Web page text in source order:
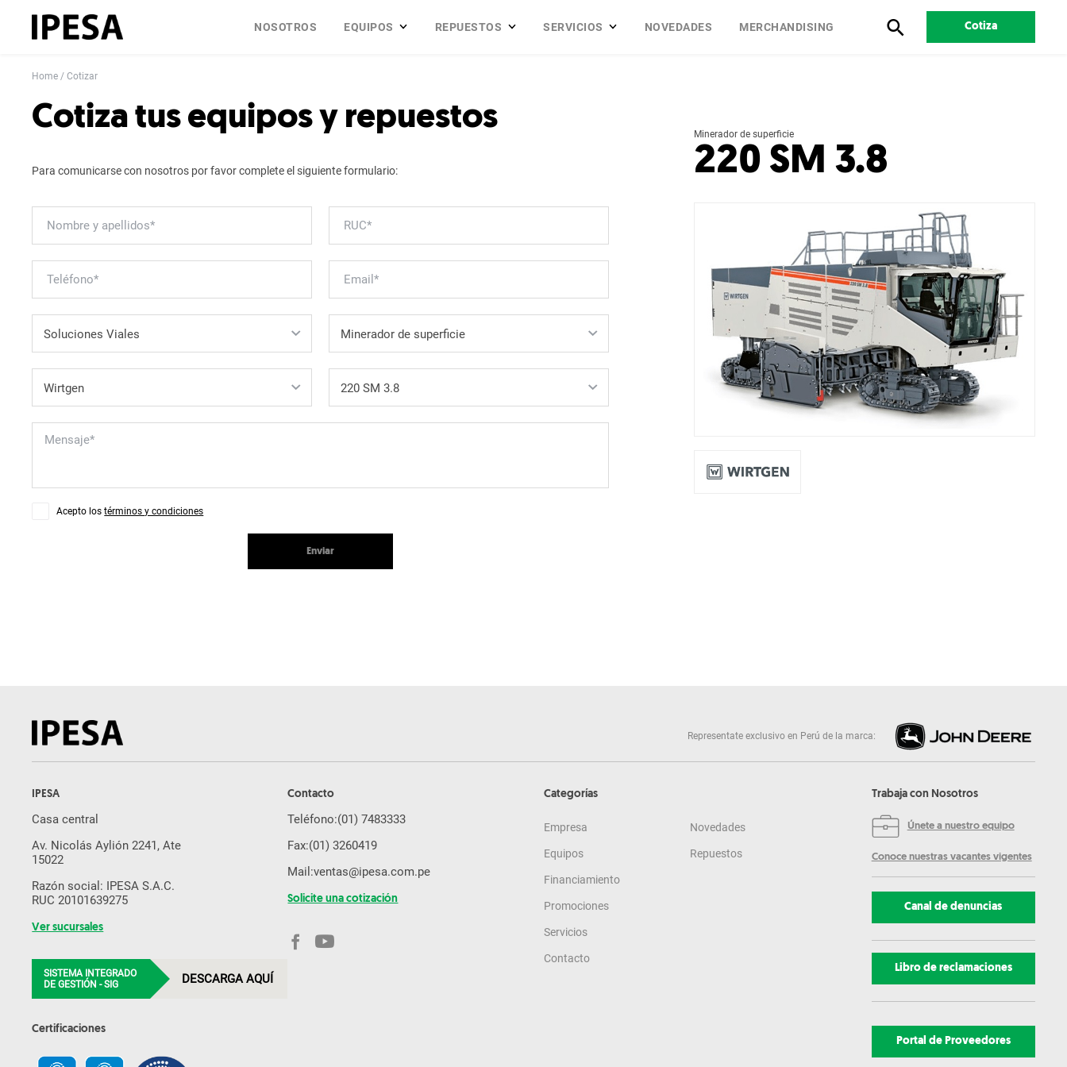
NOSOTROS EQUIPOS REPUESTOS SERVICIOS NOVEDADES MERCHANDISING Cotiza
Home Cotizar
Cotiza tus equipos y repuestos
Para comunicarse con nosotros por favor complete el siguiente formulario:
Acepto lostérminos y condiciones
Enviar
Minerador de superficie
220 SM 3.8
Representate exclusivo en Perú de la marca:
IPESA
Casa central
Av. Nicolás Aylión 2241, Ate
15022
Razón social: IPESA S.A.C.
RUC 20101639275
Ver sucursales
SISTEMA INTEGRADO
DE GESTIÓN - SIG
DESCARGA AQUÍ
Certificaciones
Contacto
Teléfono:(01) 7483333
Fax:(01) 3260419
Mail:ventas@ipesa.com.pe
Solicite una cotización
Categorías
Empresa
Equipos
Financiamiento
Promociones
Servicios
Contacto
Novedades
Repuestos
Trabaja con Nosotros
Únete a nuestro equipo
Conoce nuestras vacantes vigentes
Canal de denuncias
Libro de reclamaciones
Portal de Proveedores